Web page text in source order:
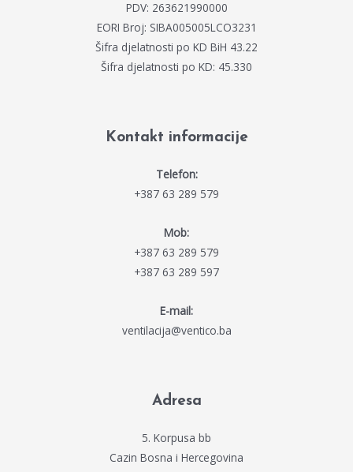
PDV: 263621990000
EORI Broj: SIBA005005LCO3231
Šifra djelatnosti po KD BiH 43.22
Šifra djelatnosti po KD: 45.330
Kontakt informacije
Telefon:
+387 63 289 579
Mob:
+387 63 289 579
+387 63 289 597
E-mail:
ventilacija@ventico.ba
Adresa
5. Korpusa bb
Cazin Bosna i Hercegovina